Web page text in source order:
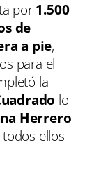
por1.500
de
a pie,
para el
la
lo
Herrero
todos ellos